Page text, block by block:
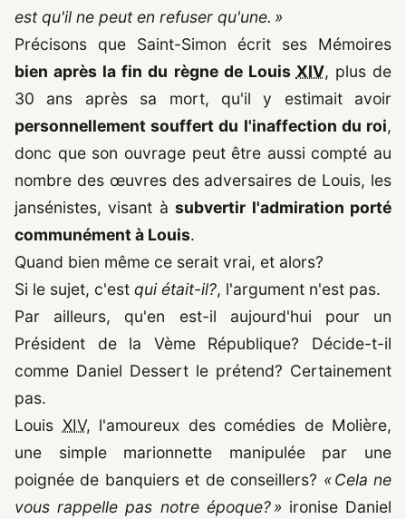
est qu'il ne peut en refuser qu'une. »
Précisons que Saint-Simon écrit ses Mémoires
bien après la fin du règne de Louis XIV, plus de
30 ans après sa mort, qu'il y estimait avoir
personnellement souffert du l'inaffection du roi,
donc que son ouvrage peut être aussi compté au
nombre des œuvres des adversaires de Louis, les
jansénistes, visant àsubvertir l'admiration porté
communément à Louis.
Quand bien même ce serait vrai, et alors?
Si le sujet, c'est qui était-il?, l'argument n'est pas.
Par ailleurs, qu'en est-il aujourd'hui pour un
Président de la Vème République? Décide-t-il
comme Daniel Dessert le prétend? Certainement
pas.
Louis XIV, l'amoureux des comédies de Molière,
une simple marionnette manipulée par une
poignée de banquiers et de conseillers? « Cela ne
vous rappelle pas notre époque? »ironise Daniel